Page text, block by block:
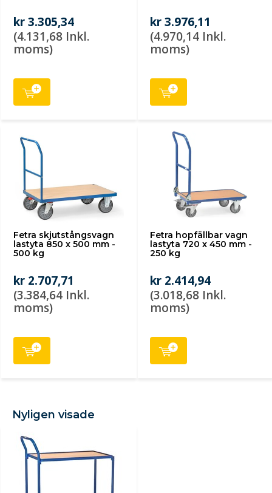
kr 3.305,34
(4.131,68 Inkl.
moms)
kr 3.976,11
(4.970,14 Inkl.
moms)
Fetra skjutstångsvagn
lastyta 850 x 500 mm -
500 kg
kr 2.707,71
(3.384,64 Inkl.
moms)
Fetra hopfällbar vagn
lastyta 720 x 450 mm -
250 kg
kr 2.414,94
(3.018,68 Inkl.
moms)
Nyligen visade